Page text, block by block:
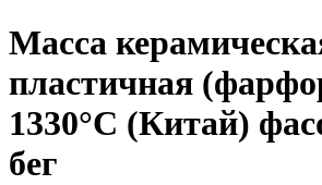
Масса
пластичная
1330°С (Китай)
бег